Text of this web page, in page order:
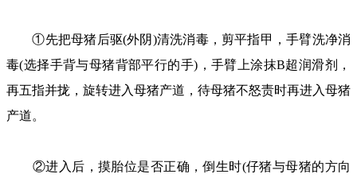
①先把母猪后驱(外阴)清洗消毒，剪平指甲，手臂洗净消
毒(选择手背与母猪背部平行的手)，手臂上涂抹B超润滑剂，
再五指并拢，旋转进入母猪产道，待母猪不怒责时再进入母猪
产道。
②进入后，摸胎位是否正确，倒生时(仔猪与母猪的方向